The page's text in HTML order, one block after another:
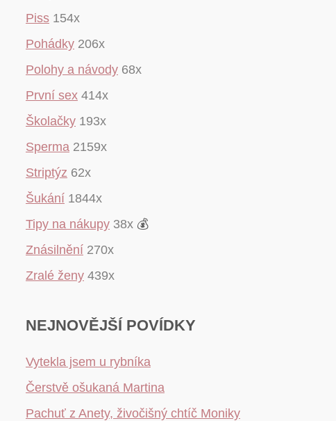
Piss 154x
Pohádky 206x
Polohy a návody 68x
První sex 414x
Školačky 193x
Sperma 2159x
Striptýz 62x
Šukání 1844x
Tipy na nákupy 38x 💰
Znásilnění 270x
Zralé ženy 439x
NEJNOVĚJŠÍ POVÍDKY
Vytekla jsem u rybníka
Čerstvě ošukaná Martina
Pachuť z Anety, živočišný chtíč Moniky